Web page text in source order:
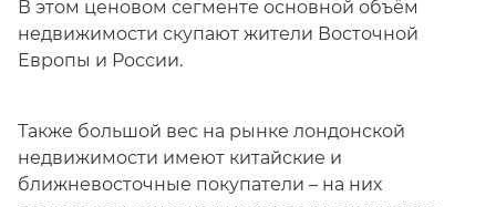
В этом ценовом сегменте основной объём
недвижимости скупают жители Восточной
Европы и России.
Также большой вес на рынке лондонской
недвижимости имеют китайские и
ближневосточные покупатели – на них